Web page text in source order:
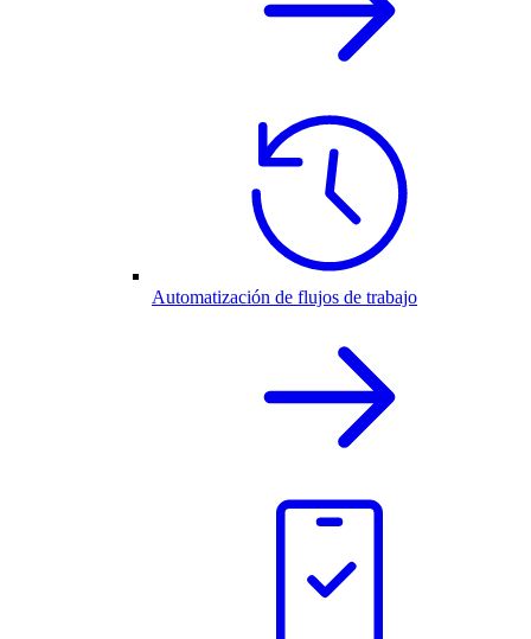
Automatización de flujos de trabajo